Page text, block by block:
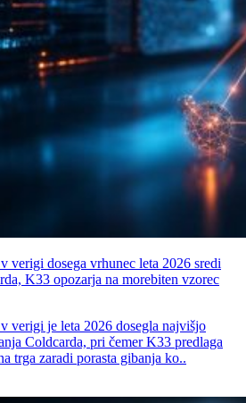
verigi dosega vrhunec leta 2026 sredi
K33 opozarja na morebiten vzorec
verigi je leta 2026 dosegla najvišjo
Coldcarda, pri čemer K33 predlaga
trga zaradi porasta gibanja ko..